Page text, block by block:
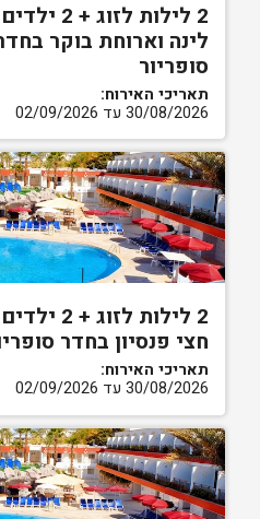
2 לילות לזוג
לינה וארוחת בוקר
סופריור
תאריכי האירוח:
30/08/2026 עד 02/09/2026
2 לילות לזוג
חצי פנסיון בחדר
תאריכי האירוח:
30/08/2026 עד 02/09/2026